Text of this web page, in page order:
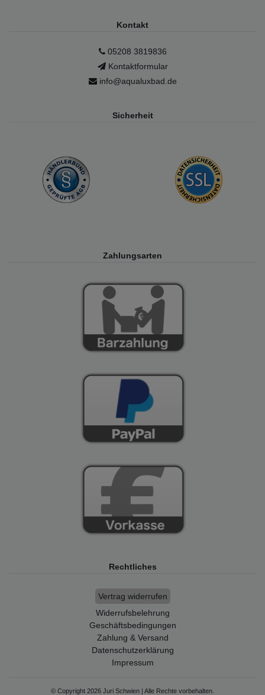
Kontakt
05208 3819836
Kontaktformular
info@aqualuxbad.de
Sicherheit
Zahlungsarten
Rechtliches
Vertrag widerrufen
Widerrufsbelehrung
Geschäftsbedingungen
Zahlung & Versand
Datenschutzerklärung
Impressum
© Copyright 2026 Juri Schwien | Alle Rechte vorbehalten.